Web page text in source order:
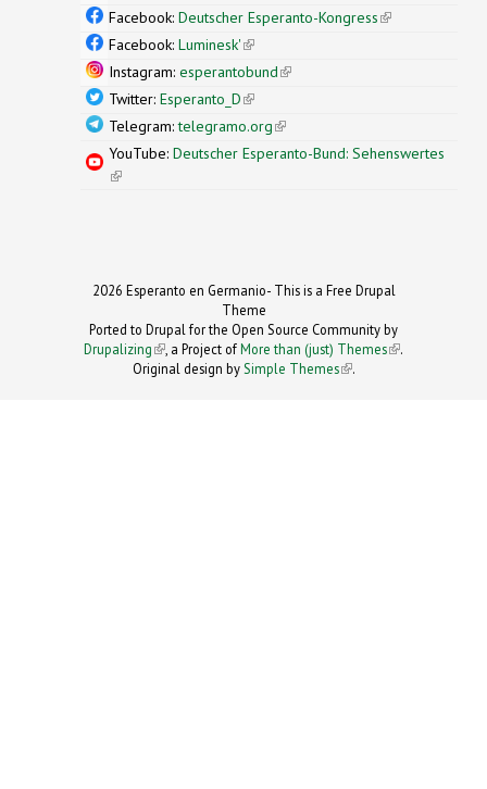
external)
Facebook: Deutscher Esperanto-Kongress(link is
Facebook: Luminesk'(link is external)
Instagram: esperantobund(link is external)
Twitter: Esperanto_D(link is external)
Telegram:telegramo.org(link is external)
YouTube: Deutscher Esperanto-Bund: Sehenswertes
(link is external)
2026 Esperanto en Germanio- This is a Free Drupal
Theme
Ported to Drupal for the Open Source Community by
Drupalizing(link is external)
, a Project ofMore than (just) Themes (link is
.
Original design by Simple Themes
(link is
.